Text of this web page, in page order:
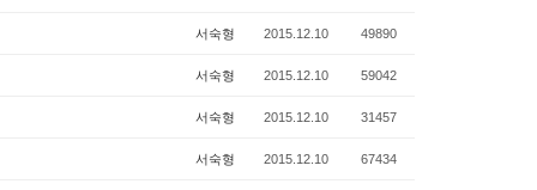
서숙형 2015.12.10 49890
서숙형 2015.12.10 59042
서숙형 2015.12.10 31457
서숙형 2015.12.10 67434